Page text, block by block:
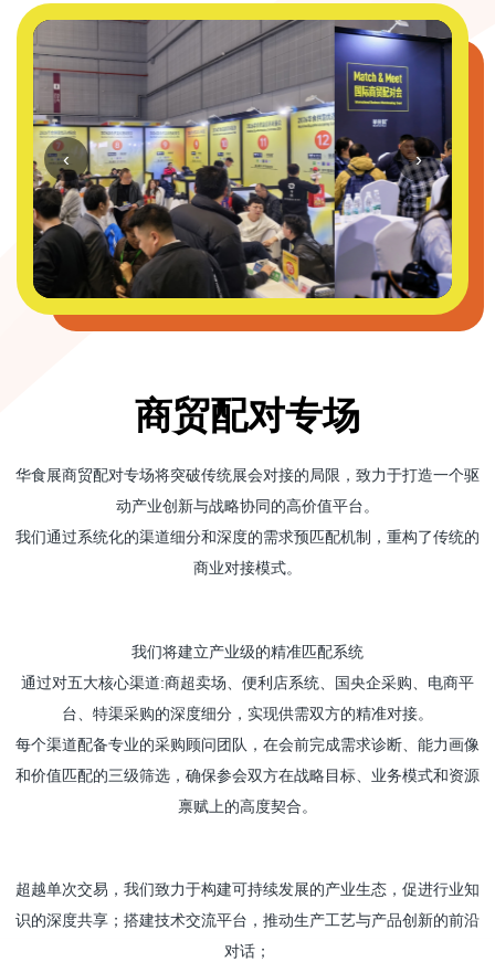
‹ ›
商贸配对专场
华食展商贸配对专场将突破传统展会对接的局限，致力于打造一个驱
动产业创新与战略协同的高价值平台。
我们通过系统化的渠道细分和深度的需求预匹配机制，重构了传统的
商业对接模式。
我们将建立产业级的精准匹配系统
通过对五大核心渠道:商超卖场、便利店系统、国央企采购、电商平
台、特渠采购的深度细分，实现供需双方的精准对接。
每个渠道配备专业的采购顾问团队，在会前完成需求诊断、能力画像
和价值匹配的三级筛选，确保参会双方在战略目标、业务模式和资源
禀赋上的高度契合。
超越单次交易，我们致力于构建可持续发展的产业生态，促进行业知
识的深度共享；搭建技术交流平台，推动生产工艺与产品创新的前沿
对话；